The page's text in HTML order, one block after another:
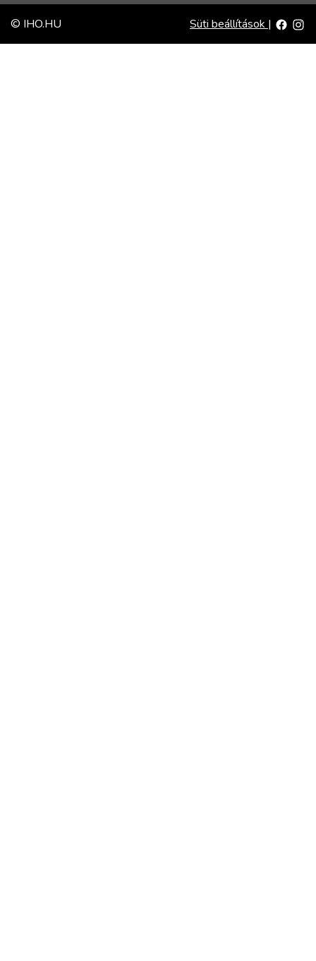
© IHO.HU Süti beállítások |